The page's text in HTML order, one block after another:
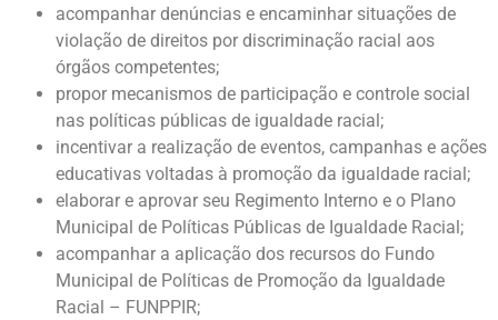
acompanhar denúncias e encaminhar situações de
violação de direitos por discriminação racial aos
órgãos competentes;
propor mecanismos de participação e controle social
nas políticas públicas de igualdade racial;
incentivar a realização de eventos, campanhas e ações
educativas voltadas à promoção da igualdade racial;
elaborar e aprovar seu Regimento Interno e o Plano
Municipal de Políticas Públicas de Igualdade Racial;
acompanhar a aplicação dos recursos do Fundo
Municipal de Políticas de Promoção da Igualdade
Racial – FUNPPIR;